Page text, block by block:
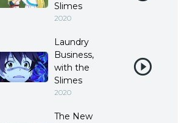
Slimes
2020
Laundry
Business,
with the
Slimes
2020
The New